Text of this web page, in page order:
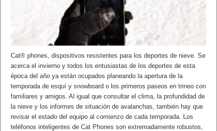
Cat® phones, dispositivos resistentes para los deportes de nieve. Se
acerca el invierno y todos los entusiastas de los deportes de esta
época del año ya están ocupados planeando la apertura de la
temporada de esquí y snowboard o los primeros paseos en trineo con
familiares y amigos. Al igual que consultar el clima, la profundidad de
la nieve y los informes de situación de avalanchas, también hay que
revisar el estado del equipo al comienzo de cada temporada. Los
teléfonos inteligentes de Cat Phones son extremadamente robustos,